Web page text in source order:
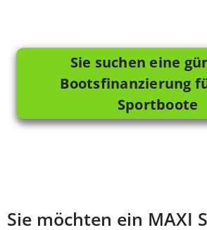
Sie suchen eine
Bootsfinanzierung
Sportboote
Sie möchten ein MAXI